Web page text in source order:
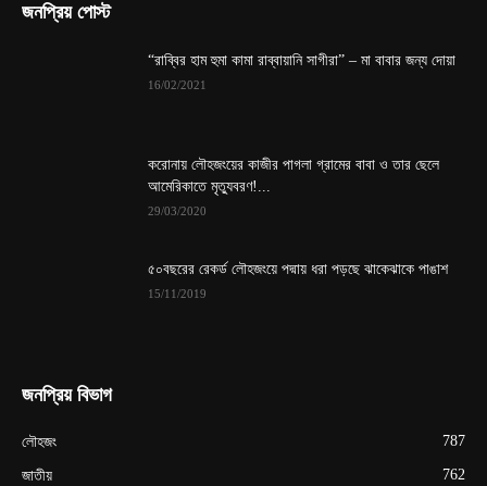
জনপ্রিয় পোস্ট
“রাব্বির হাম হুমা কামা রাব্বায়ানি সাগীরা” – মা বাবার জন্য দোয়া
16/02/2021
করোনায় লৌহজংয়ের কাজীর পাগলা গ্রামের বাবা ও তার ছেলে
আমেরিকাতে মৃত্যুবরণ!...
29/03/2020
৫০বছরের রেকর্ড লৌহজংয়ে পদ্মায় ধরা পড়ছে ঝাকেঝাকে পাঙাশ
15/11/2019
জনপ্রিয় বিভাগ
লৌহজং 787
জাতীয় 762